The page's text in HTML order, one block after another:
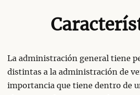
La administración general tiene
distintas a la administración de
importancia que tiene dentro de